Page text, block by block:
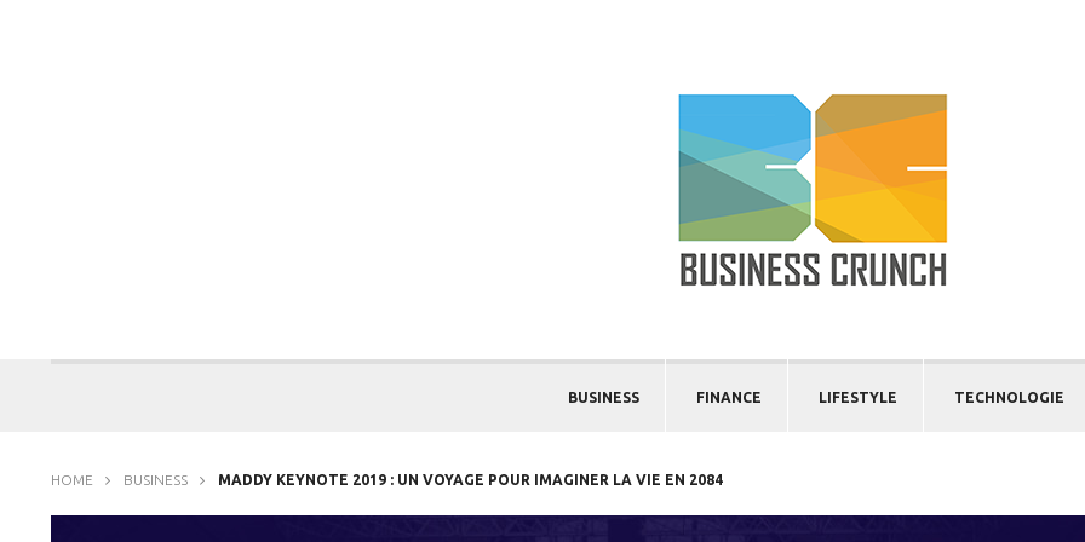
BUSINESS FINANCE LIFESTYLE TECHNOLOGIE
HOME BUSINESS MADDY KEYNOTE 2019 : UN VOYAGE POUR IMAGINER LA VIE EN 2084